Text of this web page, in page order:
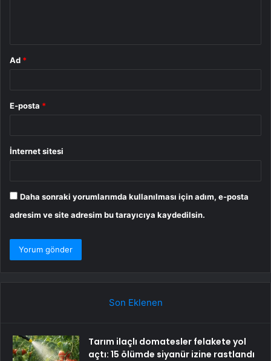
Ad *
E-posta *
İnternet sitesi
Daha sonraki yorumlarımda kullanılması için adım, e-posta
adresim ve site adresim bu tarayıcıya kaydedilsin.
Son Eklenen
Tarım ilaçlı domatesler felakete yol
açtı: 15 ölümde siyanür izine rastlandı